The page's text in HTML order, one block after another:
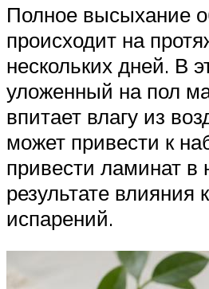
Полное высыхание
происходит на
нескольких дней. В
уложенный на пол
впитает влагу из
может привести к
привести ламинат в
результате влияния
испарений.